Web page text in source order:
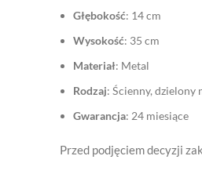
Głębokość: 14 cm
Wysokość: 35 cm
Materiał: Metal
Rodzaj: Ścienny, dzielony
Gwarancja: 24 miesiące
Przed podjęciem decyzji